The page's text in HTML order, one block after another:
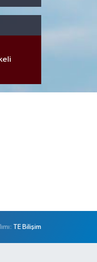
TE Bilişim